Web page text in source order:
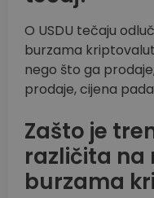
O USDU tečaju
burzama
nego što ga
prodaje, cijena
Zašto je
različita na
burzama